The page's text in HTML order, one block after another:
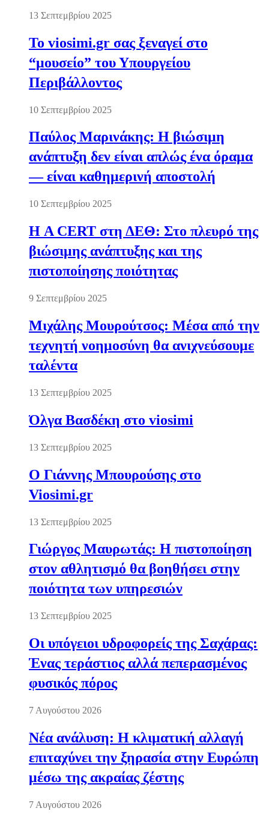
13 Σεπτεμβρίου 2025
Το viosimi.gr σας ξεναγεί στο
“μουσείο” του Υπουργείου
Περιβάλλοντος
10 Σεπτεμβρίου 2025
Παύλος Μαρινάκης: Η βιώσιμη
ανάπτυξη δεν είναι απλώς ένα όραμα
— είναι καθημερινή αποστολή
10 Σεπτεμβρίου 2025
Η A CERT στη ΔΕΘ: Στο πλευρό της
βιώσιμης ανάπτυξης και της
πιστοποίησης ποιότητας
9 Σεπτεμβρίου 2025
Μιχάλης Μουρούτσος: Μέσα από την
τεχνητή νοημοσύνη θα ανιχνεύσουμε
ταλέντα
13 Σεπτεμβρίου 2025
Όλγα Βασδέκη στο viosimi
13 Σεπτεμβρίου 2025
Ο Γιάννης Μπουρούσης στο
Viosimi.gr
13 Σεπτεμβρίου 2025
Γιώργος Μαυρωτάς: Η πιστοποίηση
στον αθλητισμό θα βοηθήσει στην
ποιότητα των υπηρεσιών
13 Σεπτεμβρίου 2025
Οι υπόγειοι υδροφορείς της Σαχάρας:
Ένας τεράστιος αλλά πεπερασμένος
φυσικός πόρος
7 Αυγούστου 2026
Νέα ανάλυση: Η κλιματική αλλαγή
επιταχύνει την ξηρασία στην Ευρώπη
μέσω της ακραίας ζέστης
7 Αυγούστου 2026